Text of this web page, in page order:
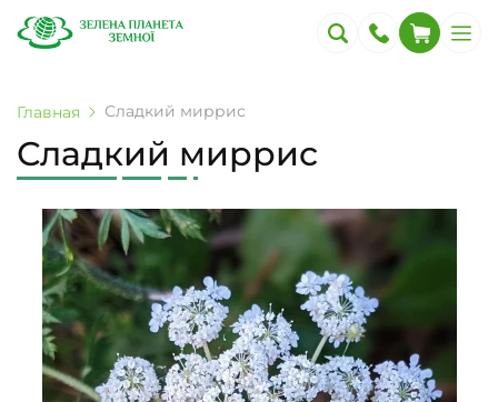
Главная Сладкий миррис
Сладкий миррис